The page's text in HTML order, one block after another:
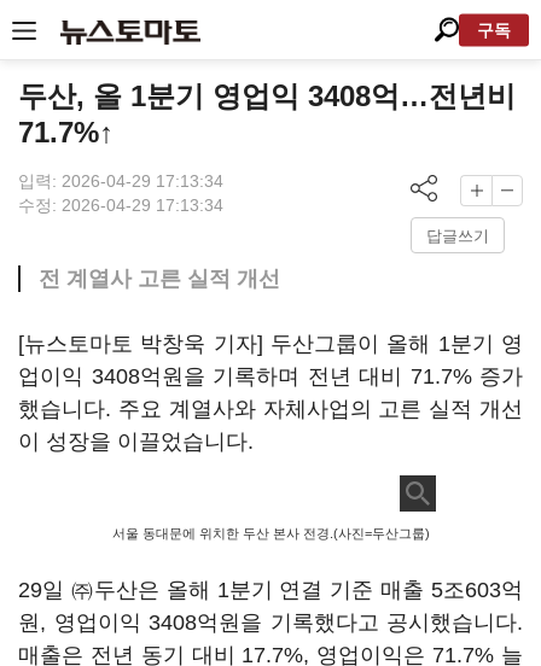
구독
두산, 올 1분기 영업익 3408억…전년비
71.7%↑
입력: 2026-04-29 17:13:34
수정: 2026-04-29 17:13:34
답글쓰기
전 계열사 고른 실적 개선
[뉴스토마토 박창욱 기자] 두산그룹이 올해 1분기 영
업이익 3408억원을 기록하며 전년 대비 71.7% 증가
했습니다. 주요 계열사와 자체사업의 고른 실적 개선
이 성장을 이끌었습니다.
서울 동대문에 위치한 두산 본사 전경.(사진=두산그룹)
29일 ㈜두산은 올해 1분기 연결 기준 매출 5조603억
원, 영업이익 3408억원을 기록했다고 공시했습니다.
매출은 전년 동기 대비 17.7%, 영업이익은 71.7% 늘